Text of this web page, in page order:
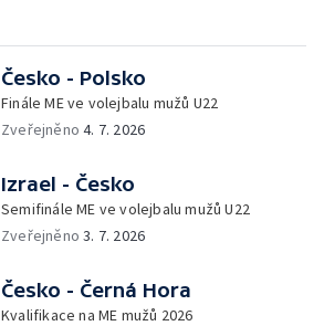
Česko - Polsko
Finále ME ve volejbalu mužů U22
Zveřejněno4. 7. 2026
Izrael - Česko
Semifinále ME ve volejbalu mužů U22
Zveřejněno3. 7. 2026
Česko - Černá Hora
Kvalifikace na ME mužů 2026